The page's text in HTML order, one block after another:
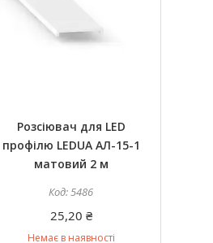
Розсіювач для LED
профілю LEDUA АЛ-15-1
матовий 2 м
5486
25,20 ₴
Немає в наявності